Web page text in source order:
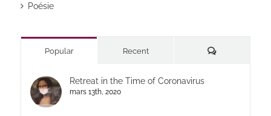
Poésie
Popular Recent Commentaires
Retreat in the Time of Coronavirus
mars 13th, 2020